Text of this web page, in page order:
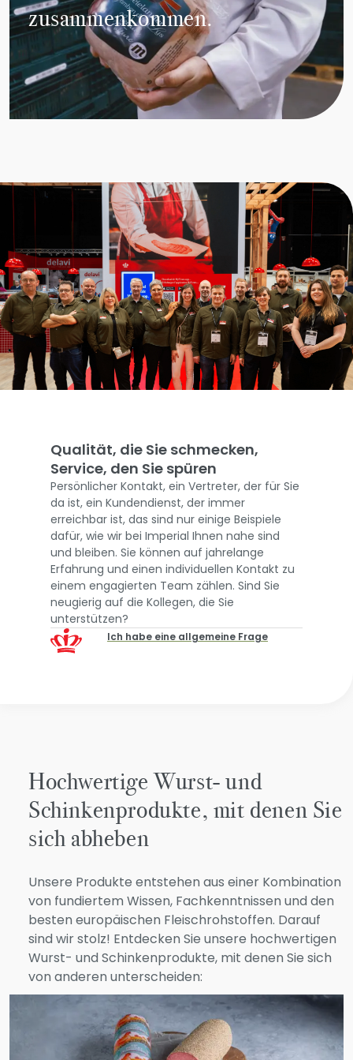
zusammenkommen.
Qualität, die Sie schmecken,
Service, den Sie spüren
Persönlicher Kontakt, ein Vertreter, der für Sie
da ist, ein Kundendienst, der immer
erreichbar ist, das sind nur einige Beispiele
dafür, wie wir bei Imperial Ihnen nahe sind
und bleiben. Sie können auf jahrelange
Erfahrung und einen individuellen Kontakt zu
einem engagierten Team zählen. Sind Sie
neugierig auf die Kollegen, die Sie
unterstützen?
Ich habe eine allgemeine Frage
Hochwertige Wurst- und
Schinkenprodukte, mit denen Sie
sich abheben
Unsere Produkte entstehen aus einer Kombination
von fundiertem Wissen, Fachkenntnissen und den
besten europäischen Fleischrohstoffen. Darauf
sind wir stolz! Entdecken Sie unsere hochwertigen
Wurst- und Schinkenprodukte, mit denen Sie sich
von anderen unterscheiden: